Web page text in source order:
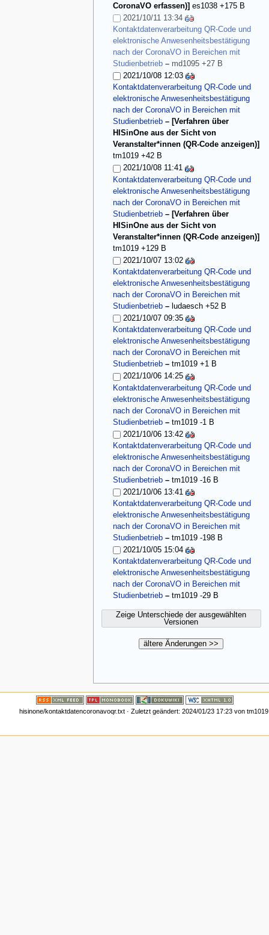
CoronaVO erfassen)] es1038 +175 B
2021/10/11 13:34
Kontaktdatenverarbeitung QR-Code und
elektronische Anwesenheitsbestätigung
nach der CoronaVO in Bereichen mit
Studienbetrieb – md1095 +27 B
2021/10/08 12:03
Kontaktdatenverarbeitung QR-Code und
elektronische Anwesenheitsbestätigung
nach der CoronaVO in Bereichen mit
Studienbetrieb – [Verfahren über
HISinOne aus der Sicht von
Veranstalter*innen (QR-Code anzeigen)]
tm1019 +42 B
2021/10/08 11:41
Kontaktdatenverarbeitung QR-Code und
elektronische Anwesenheitsbestätigung
nach der CoronaVO in Bereichen mit
Studienbetrieb – [Verfahren über
HISinOne aus der Sicht von
Veranstalter*innen (QR-Code anzeigen)]
tm1019 +129 B
2021/10/07 13:02
Kontaktdatenverarbeitung QR-Code und
elektronische Anwesenheitsbestätigung
nach der CoronaVO in Bereichen mit
Studienbetrieb – ludaesch +52 B
2021/10/07 09:35
Kontaktdatenverarbeitung QR-Code und
elektronische Anwesenheitsbestätigung
nach der CoronaVO in Bereichen mit
Studienbetrieb – tm1019 +1 B
2021/10/06 14:25
Kontaktdatenverarbeitung QR-Code und
elektronische Anwesenheitsbestätigung
nach der CoronaVO in Bereichen mit
Studienbetrieb – tm1019 -1 B
2021/10/06 13:42
Kontaktdatenverarbeitung QR-Code und
elektronische Anwesenheitsbestätigung
nach der CoronaVO in Bereichen mit
Studienbetrieb – tm1019 -16 B
2021/10/06 13:41
Kontaktdatenverarbeitung QR-Code und
elektronische Anwesenheitsbestätigung
nach der CoronaVO in Bereichen mit
Studienbetrieb – tm1019 -198 B
2021/10/05 15:04
Kontaktdatenverarbeitung QR-Code und
elektronische Anwesenheitsbestätigung
nach der CoronaVO in Bereichen mit
Studienbetrieb – tm1019 -29 B
Zeige Unterschiede der ausgewählten
Versionen
ältere Änderungen >>
hisinone/kontaktdatencoronavoqr.txt· Zuletzt geändert: 2024/01/23 17:23von tm1019